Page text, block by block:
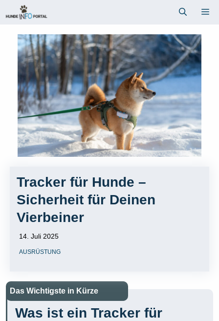
Inhalt
Tracker für Hunde –
Sicherheit für Deinen
Vierbeiner
14. Juli 2025
AUSRÜSTUNG
Das Wichtigste in Kürze
Was ist ein Tracker für